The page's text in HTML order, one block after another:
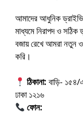
আমাদের আধুনিক
মাধ্যমে নিরাপদ ও
বজায় রেখে আমরা নতুন ও
করি।
ঠিকানা: বাড়ি-
ঢাকা ১২১৬
ফোন: